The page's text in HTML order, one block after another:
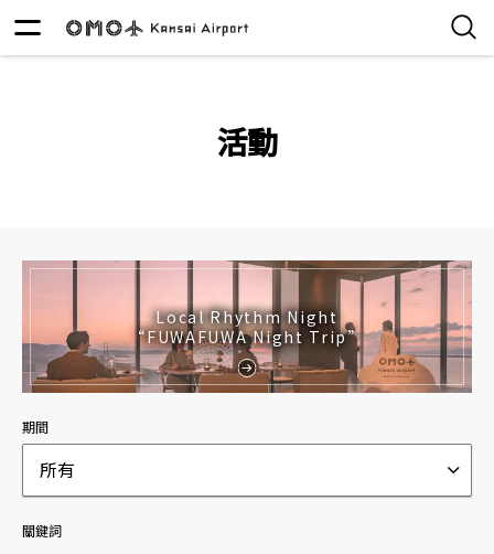
活動
Local Rhythm Night
“FUWAFUWA Night Trip”
期間
所有
關鍵詞